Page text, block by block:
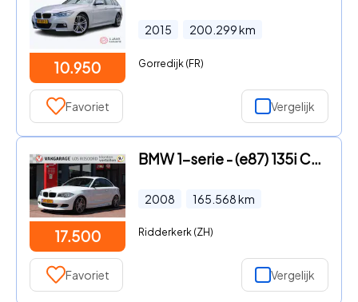
10.950
2015 200.299km
Gorredijk (FR)
Favoriet Vergelijk
17.500
BMW 1-serie - (e87) 135i Coupé 306pk | Handbak | TOPPER !! | Schuifdak | A
2008 165.568km
Ridderkerk (ZH)
Favoriet Vergelijk